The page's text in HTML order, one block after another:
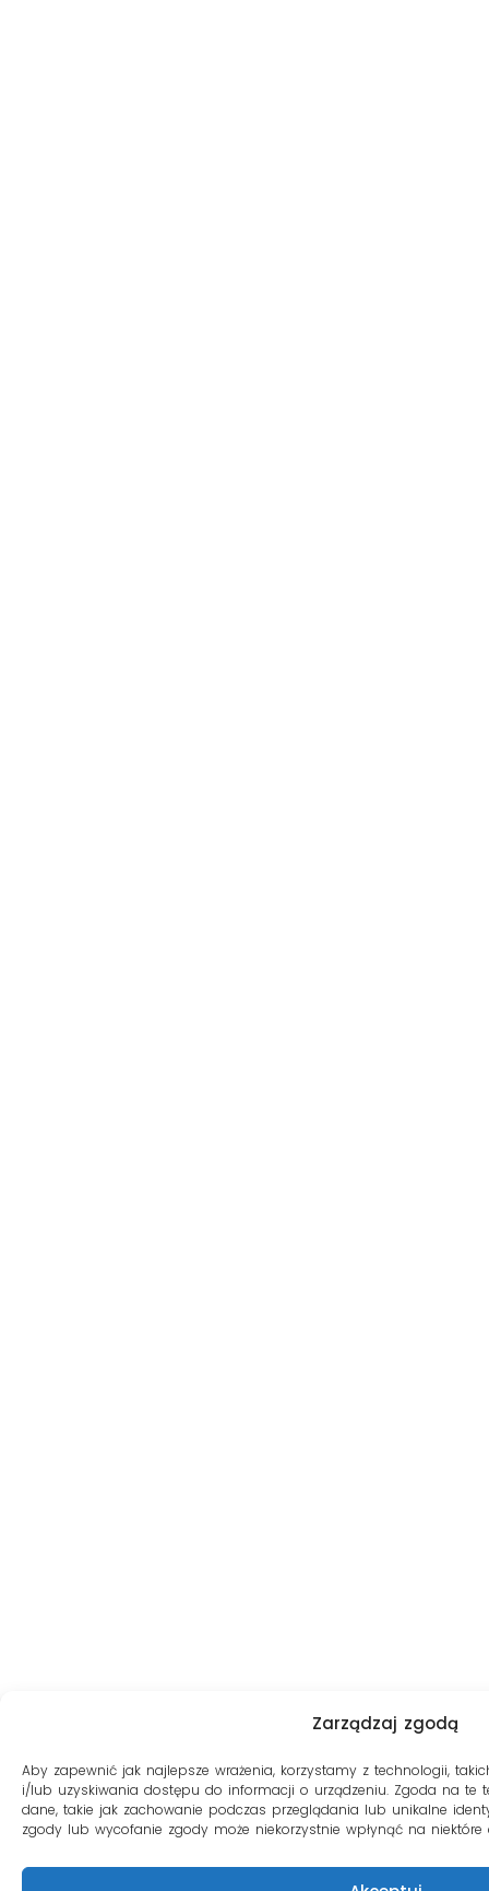
Zarządzaj zgodą
Aby zapewnić jak najlepsze wrażenia, korzystamy z technologii,
i/lub uzyskiwania dostępu do informacji o urządzeniu. Zgoda na te
dane, takie jak zachowanie podczas przeglądania lub unikalne
zgody lub wycofanie zgody może niekorzystnie wpłynąć na niektóre